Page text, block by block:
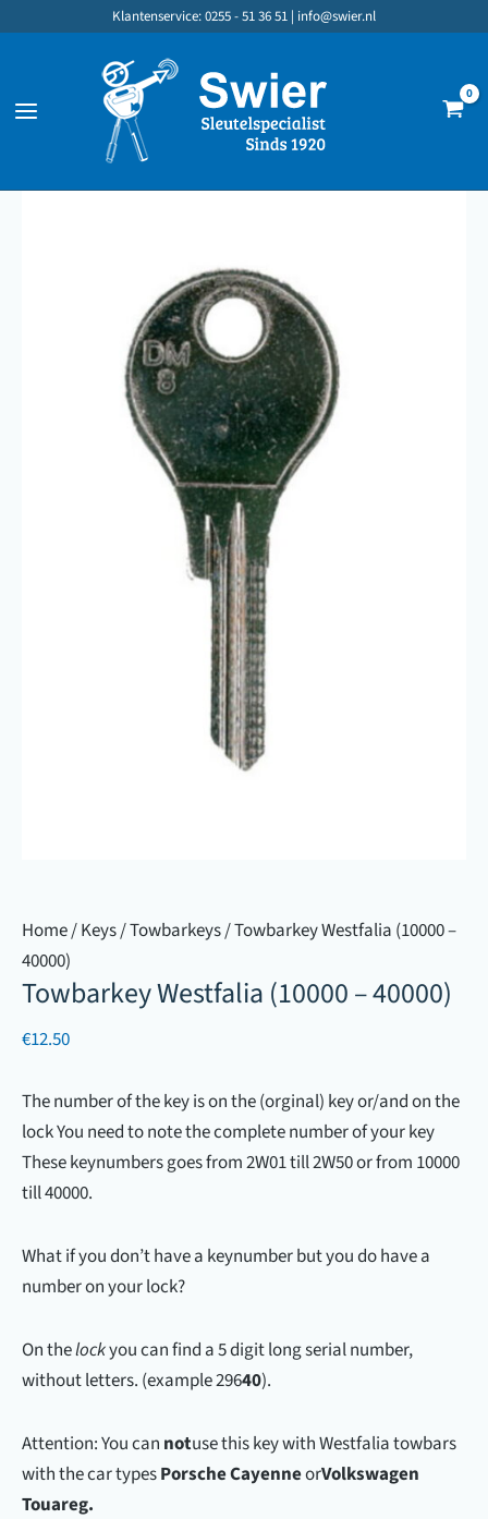
Klantenservice: 0255 - 51 36 51 | info@swier.nl
Home/Keys/Towbarkeys/ Towbarkey Westfalia (10000 –
40000)
Towbarkey Westfalia (10000 – 40000)
€12.50
The number of the key is on the (orginal) key or/and on the
lock You need to note the complete number of your key
These keynumbers goes from 2W01 till 2W50 or from 10000
till 40000.
What if you don’t have a keynumber but you do have a
number on your lock?
On thelockyou can find a 5 digit long serial number,
without letters. (example 29640).
Attention: You can notuse this key with Westfalia towbars
with the car typesPorsche CayenneorVolkswagen
Touareg.